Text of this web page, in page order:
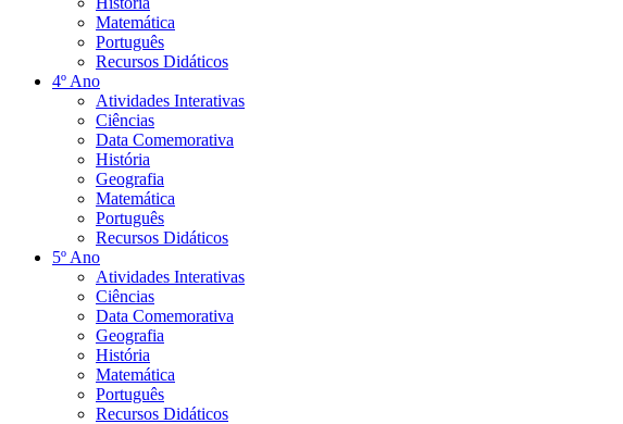
Matemática
Português
Recursos Didáticos
4º Ano
Atividades Interativas
Ciências
Data Comemorativa
História
Geografia
Matemática
Português
Recursos Didáticos
5º Ano
Atividades Interativas
Ciências
Data Comemorativa
Geografia
História
Matemática
Português
Recursos Didáticos